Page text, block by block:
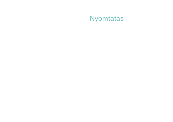
Nyomtatás